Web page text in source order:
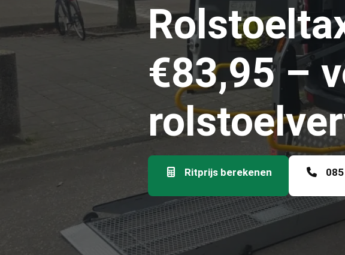
€83,95 –
Ritprijs berekenen